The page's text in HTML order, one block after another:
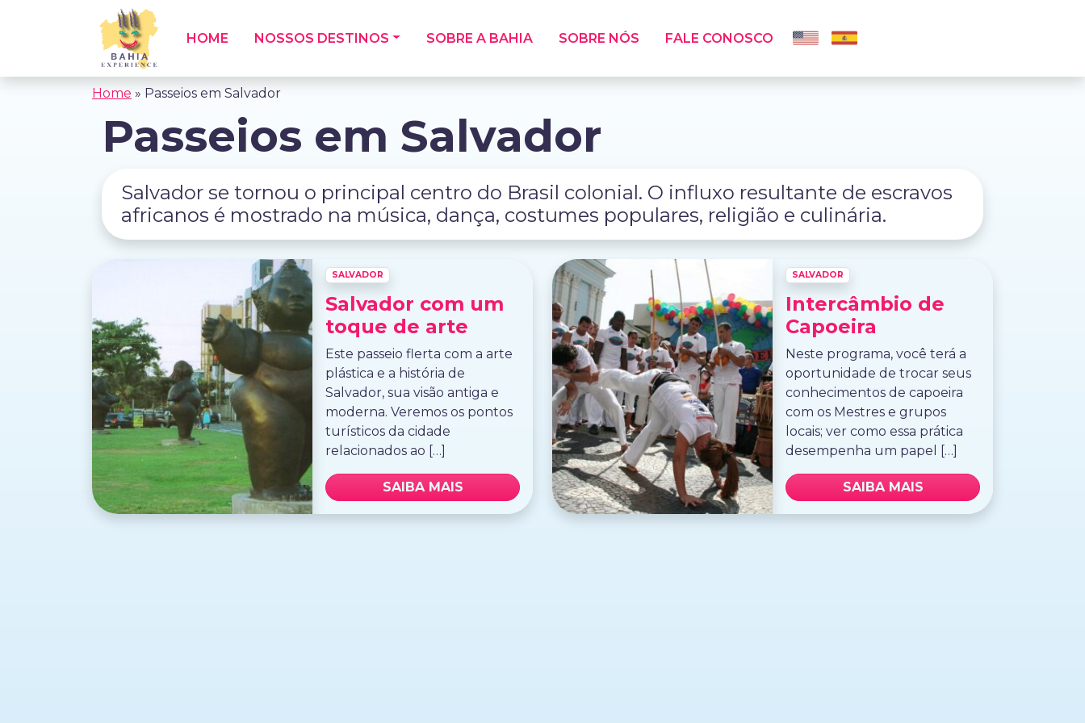
HOME NOSSOS DESTINOS SOBRE A BAHIA SOBRE NÓS FALE CONOSCO
Home » Passeios em Salvador
Passeios em Salvador
Salvador se tornou o principal centro do Brasil colonial. O influxo resultante de escravos
africanos é mostrado na música, dança, costumes populares, religião e culinária.
SALVADOR
Salvador com um
toque de arte
Este passeio flerta com a arte
plástica e a história de
Salvador, sua visão antiga e
moderna. Veremos os pontos
turísticos da cidade
relacionados ao […]
SAIBA MAIS
SALVADOR
Intercâmbio de
Capoeira
Neste programa, você terá a
oportunidade de trocar seus
conhecimentos de capoeira
com os Mestres e grupos
locais; ver como essa prática
desempenha um papel […]
SAIBA MAIS